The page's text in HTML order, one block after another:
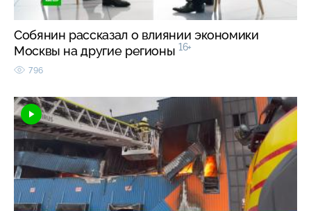
Собянин рассказал о влиянии экономики
Москвы на другие регионы 16+
796